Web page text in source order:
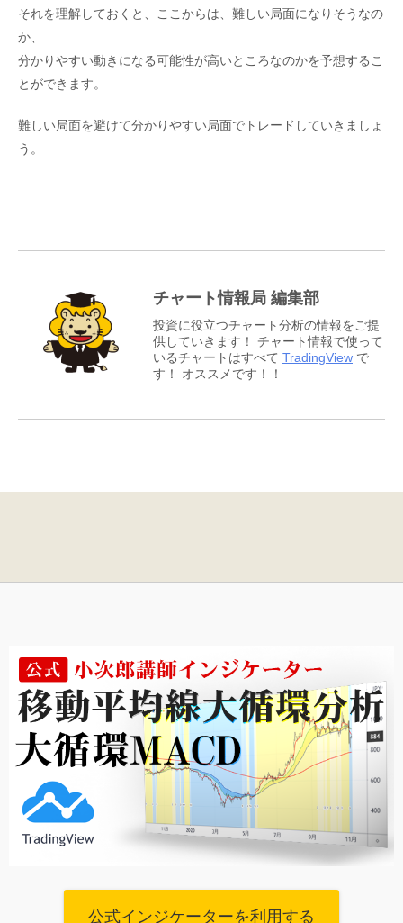
それを理解しておくと、ここからは、難しい局面になりそうなの
か、
分かりやすい動きになる可能性が高いところなのかを予想するこ
とができます。
難しい局面を避けて分かりやすい局面でトレードしていきましょ
う。
チャート情報局 編集部
投資に役立つチャート分析の情報をご提
供していきます！ チャート情報で使って
いるチャートはすべて TradingView で
す！ オススメです！！
公式インジケーターを利用する